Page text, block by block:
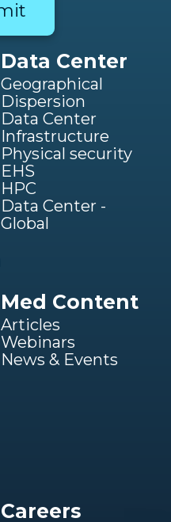
Data Center
Geographical
Dispersion
Data Center
Infrastructure
Physical security
EHS
HPC
Data Center -
Global
Med Content
Articles
Webinars
News & Events
Careers